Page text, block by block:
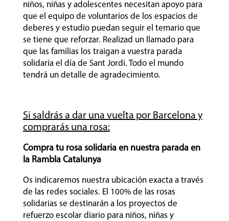
niños, niñas y adolescentes necesitan apoyo para
que el equipo de voluntarios de los espacios de
deberes y estudio puedan seguir el temario que
se tiene que reforzar. Realizad un llamado para
que las familias los traigan a vuestra parada
solidaria el día de Sant Jordi. Todo el mundo
tendrá un detalle de agradecimiento.
Si saldrás a dar una vuelta por Barcelona y
comprarás una rosa:
Compra tu rosa solidaria en nuestra parada en
la Rambla Catalunya
Os indicaremos nuestra ubicación exacta a través
de las redes sociales. El 100% de las rosas
solidarias se destinarán a los proyectos de
refuerzo escolar diario para niños, niñas y